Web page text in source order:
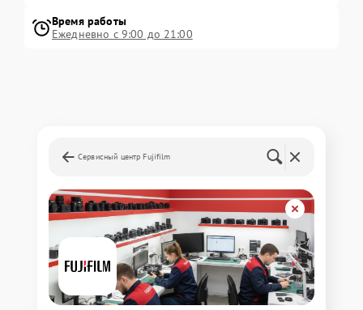
Время работы
Ежедневно с 9:00 до 21:00
Сервисный центр Fujifilm